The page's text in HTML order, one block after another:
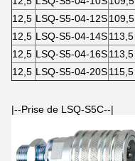
12,5 LSQ-S5-04-12S109,5
12,5 LSQ-S5-04-14S113,5
12,5 LSQ-S5-04-16S113,5
12,5 LSQ-S5-04-20S115,5
|--Prise de LSQ-S5C--|